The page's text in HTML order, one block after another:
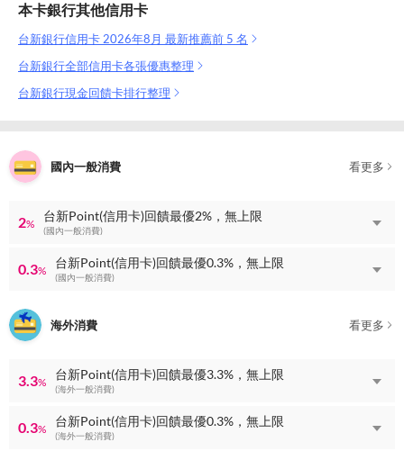
本卡銀行其他信用卡
台新銀行信用卡 2026年8月 最新推薦前 5 名
台新銀行全部信用卡各張優惠整理
台新銀行現金回饋卡排行整理
國內一般消費 看更多
2%
台新Point(信用卡)回饋最優2%，無上限
(國內一般消費)
0.3%
台新Point(信用卡)回饋最優0.3%，無上限
(國內一般消費)
海外消費 看更多
3.3%
台新Point(信用卡)回饋最優3.3%，無上限
(海外一般消費)
0.3%
台新Point(信用卡)回饋最優0.3%，無上限
(海外一般消費)